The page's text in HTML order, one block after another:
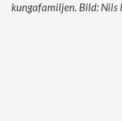
kungafamiljen. Bild: Nils